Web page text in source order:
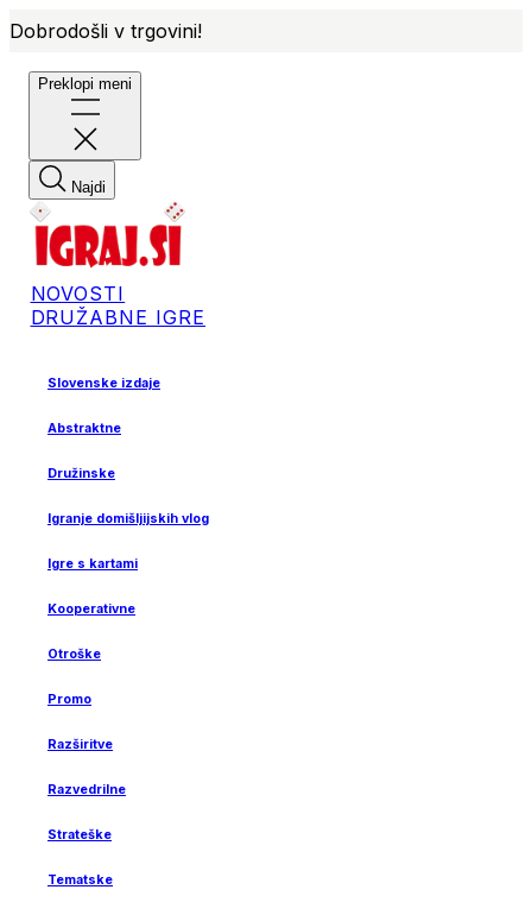
Dobrodošli v trgovini!
Preklopi meni
Najdi
NOVOSTI
DRUŽABNE IGRE
Slovenske izdaje
Abstraktne
Družinske
Igranje domišljijskih vlog
Igre s kartami
Kooperativne
Otroške
Promo
Razširitve
Razvedrilne
Strateške
Tematske